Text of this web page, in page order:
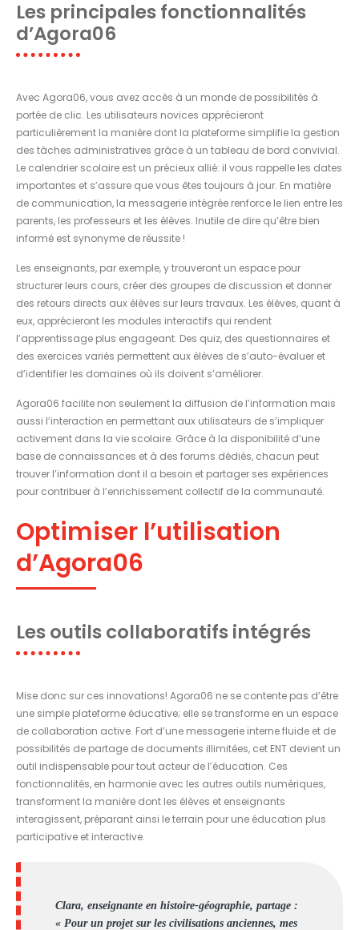
Les principales fonctionnalités
d’Agora06
Avec Agora06, vous avez accès à un monde de possibilités à
portée de clic. Les utilisateurs novices apprécieront
particulièrement la manière dont la plateforme simplifie la gestion
des tâches administratives grâce à un tableau de bord convivial.
Le calendrier scolaire est un précieux allié: il vous rappelle les dates
importantes et s’assure que vous êtes toujours à jour. En matière
de communication, la messagerie intégrée renforce le lien entre les
parents, les professeurs et les élèves. Inutile de dire qu’être bien
informé est synonyme de réussite !
Les enseignants, par exemple, y trouveront un espace pour
structurer leurs cours, créer des groupes de discussion et donner
des retours directs aux élèves sur leurs travaux. Les élèves, quant à
eux, apprécieront les modules interactifs qui rendent
l’apprentissage plus engageant. Des quiz, des questionnaires et
des exercices variés permettent aux élèves de s’auto-évaluer et
d’identifier les domaines où ils doivent s’améliorer.
Agora06 facilite non seulement la diffusion de l’information mais
aussi l’interaction en permettant aux utilisateurs de s’impliquer
activement dans la vie scolaire. Grâce à la disponibilité d’une
base de connaissances et à des forums dédiés, chacun peut
trouver l’information dont il a besoin et partager ses expériences
pour contribuer à l’enrichissement collectif de la communauté.
Optimiser l’utilisation
d’Agora06
Les outils collaboratifs intégrés
Mise donc sur ces innovations! Agora06 ne se contente pas d’être
une simple plateforme éducative; elle se transforme en un espace
de collaboration active. Fort d’une messagerie interne fluide et de
possibilités de partage de documents illimitées, cet ENT devient un
outil indispensable pour tout acteur de l’éducation. Ces
fonctionnalités, en harmonie avec les autres outils numériques,
transforment la manière dont les élèves et enseignants
interagissent, préparant ainsi le terrain pour une éducation plus
participative et interactive.
Clara, enseignante en histoire-géographie, partage :
« Pour un projet sur les civilisations anciennes, mes